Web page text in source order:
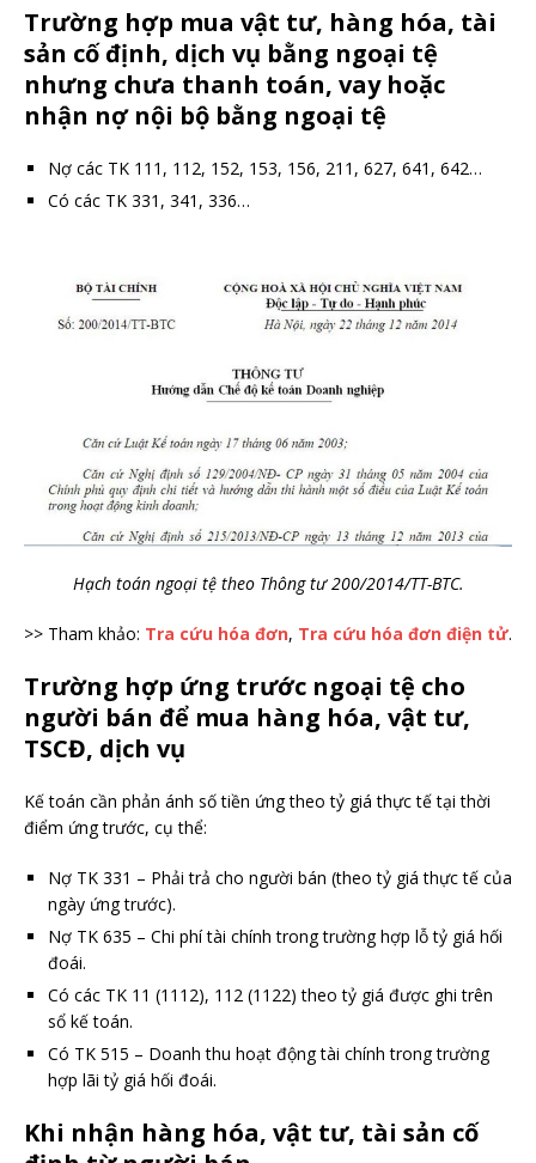
Trường hợp mua vật tư, hàng hóa, tài
sản cố định, dịch vụ bằng ngoại tệ
nhưng chưa thanh toán, vay hoặc
nhận nợ nội bộ bằng ngoại tệ
Nợ các TK 111, 112, 152, 153, 156, 211, 627, 641, 642…
Có các TK 331, 341, 336…
Hạch toán ngoại tệ theo Thông tư 200/2014/TT-BTC.
>> Tham khảo: Tra cứu hóa đơn, Tra cứu hóa đơn điện tử.
Trường hợp ứng trước ngoại tệ cho
người bán để mua hàng hóa, vật tư,
TSCĐ, dịch vụ
Kế toán cần phản ánh số tiền ứng theo tỷ giá thực tế tại thời
điểm ứng trước, cụ thể:
Nợ TK 331 – Phải trả cho người bán (theo tỷ giá thực tế của
ngày ứng trước).
Nợ TK 635 – Chi phí tài chính trong trường hợp lỗ tỷ giá hối
đoái.
Có các TK 11 (1112), 112 (1122) theo tỷ giá được ghi trên
sổ kế toán.
Có TK 515 – Doanh thu hoạt động tài chính trong trường
hợp lãi tỷ giá hối đoái.
Khi nhận hàng hóa, vật tư, tài sản cố